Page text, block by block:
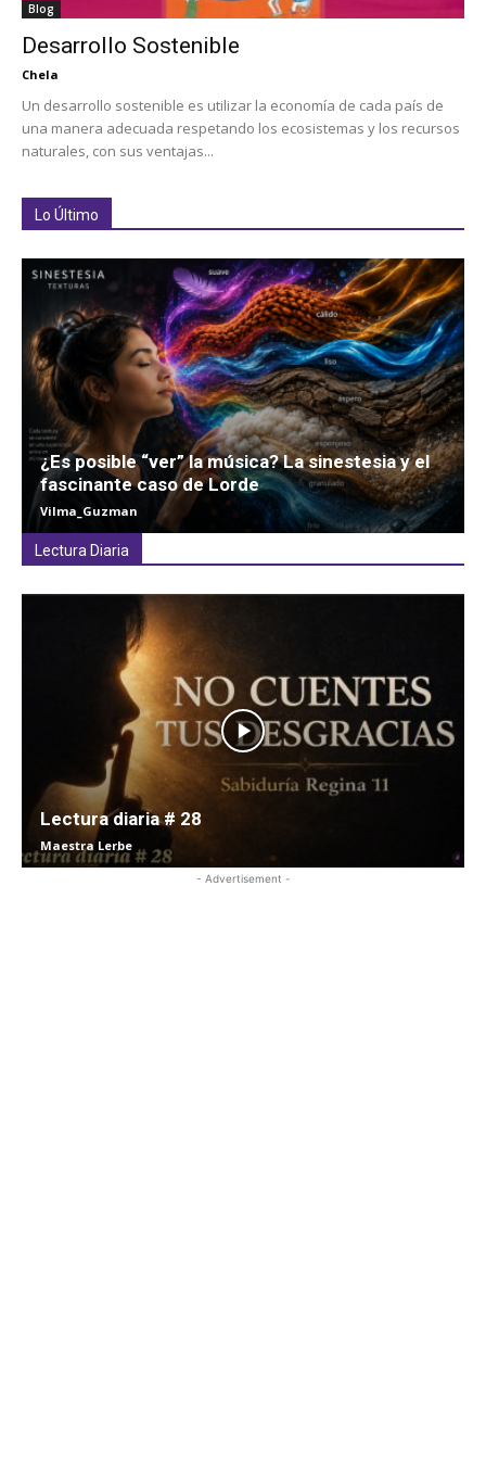
Blog
Desarrollo Sostenible
Chela
Un desarrollo sostenible es utilizar la economía de cada país de
una manera adecuada respetando los ecosistemas y los recursos
naturales, con sus ventajas...
Lo Último
¿Es posible “ver” la música? La sinestesia y el
fascinante caso de Lorde
Vilma_Guzman
Lectura Diaria
Lectura diaria # 28
Maestra Lerbe
- Advertisement -